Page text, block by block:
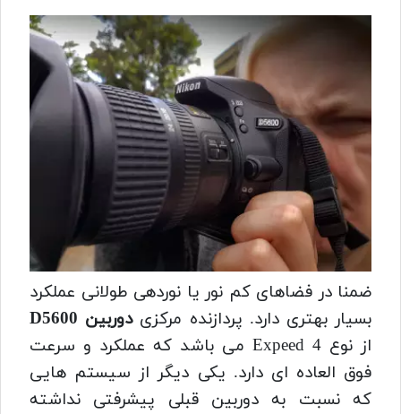
ضمنا در فضاهای کم نور یا نوردهی طولانی عملکرد
بسیار بهتری دارد. پردازنده مرکزیدوربین D5600
از نوع Expeed 4 می باشد که عملکرد و سرعت
فوق العاده ای دارد. یکی دیگر از سیستم هایی
که نسبت به دوربین قبلی پیشرفتی نداشته